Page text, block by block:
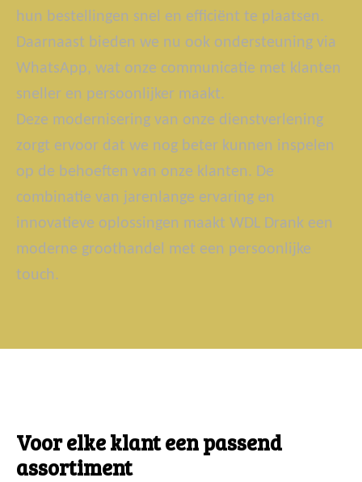
hun bestellingen snel en efficiënt te plaatsen.
Daarnaast bieden we nu ook ondersteuning via
WhatsApp, wat onze communicatie met klanten
sneller en persoonlijker maakt.
Deze modernisering van onze dienstverlening
zorgt ervoor dat we nog beter kunnen inspelen
op de behoeften van onze klanten. De
combinatie van jarenlange ervaring en
innovatieve oplossingen maakt WDL Drank een
moderne groothandel met een persoonlijke
touch.
Voor elke klant een passend
assortiment